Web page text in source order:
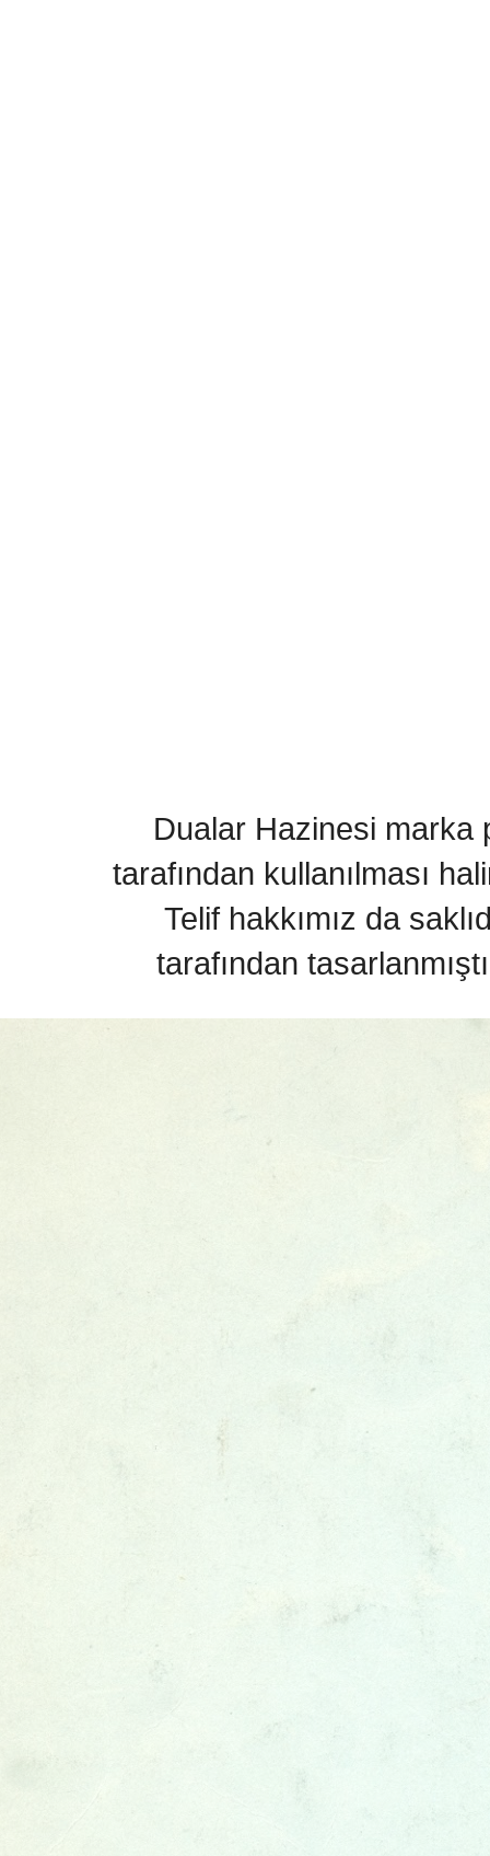
Dualar Hazinesi marka
tarafından kullanılması
Telif hakkımız da
tarafından